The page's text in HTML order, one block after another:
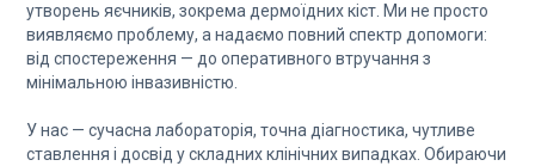
утворень яєчників, зокрема дермоїдних кіст. Ми не просто
виявляємо проблему, а надаємо повний спектр допомоги:
від спостереження — до оперативного втручання з
мінімальною інвазивністю.
У нас — сучасна лабораторія, точна діагностика, чутливе
ставлення і досвід у складних клінічних випадках. Обираючи